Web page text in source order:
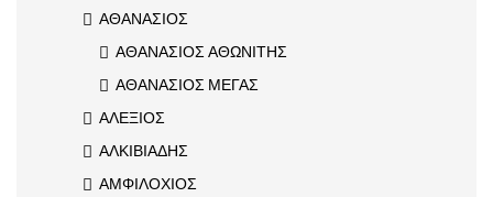
ΑΘΑΝΑΣΙΟΣ
ΑΘΑΝΑΣΙΟΣ ΑΘΩΝΙΤΗΣ
ΑΘΑΝΑΣΙΟΣ ΜΕΓΑΣ
ΑΛΕΞΙΟΣ
ΑΛΚΙΒΙΑΔΗΣ
ΑΜΦΙΛΟΧΙΟΣ